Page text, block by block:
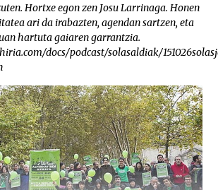
Hortxe egon zen Josu Larrinaga. Honen
ari da irabazten, agendan sartzen, eta
hartuta gaiaren garrantzia.
docs/podcast/solasaldiak/